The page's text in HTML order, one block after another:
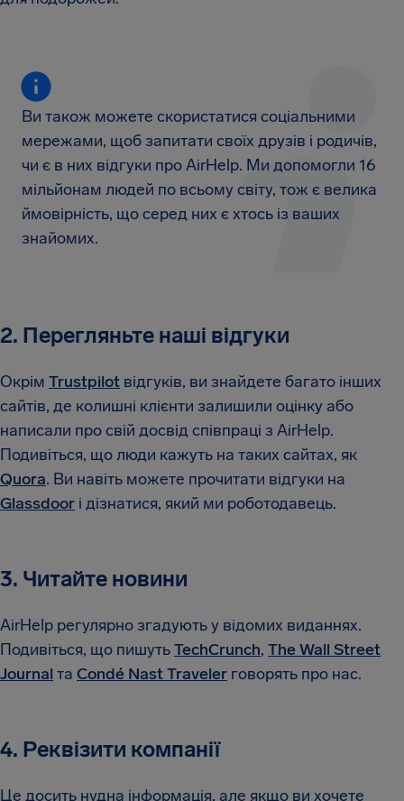
Ви також можете скористатися соціальними
мережами, щоб запитати своїх друзів і родичів,
чи є в них відгуки про AirHelp. Ми допомогли 16
мільйонам людей по всьому світу, тож є велика
ймовірність, що серед них є хтось із ваших
знайомих.
2. Перегляньте наші відгуки
Окрім Trustpilot відгуків, ви знайдете багато інших
сайтів, де колишні клієнти залишили оцінку або
написали про свій досвід співпраці з AirHelp.
Подивіться, що люди кажуть на таких сайтах, як
Quora. Ви навіть можете прочитати відгуки на
Glassdoor і дізнатися, який ми роботодавець.
3. Читайте новини
AirHelp регулярно згадують у відомих виданнях.
Подивіться, що пишутьTechCrunch, The Wall Street
Journal та Condé Nast Traveler говорять про нас.
4. Реквізити компанії
Це досить нудна інформація, але якщо ви хочете